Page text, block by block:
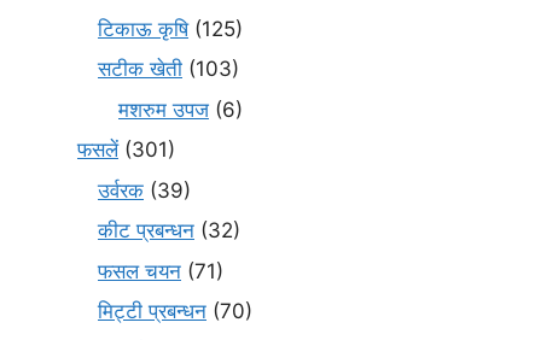
टिकाऊ कृषि(125)
सटीक खेती (103)
मशरुम उपज (6)
फसलें(301)
उर्वरक (39)
कीट प्रबन्धन (32)
फसल चयन (71)
मि‌ट्टी प्रबन्धन (70)